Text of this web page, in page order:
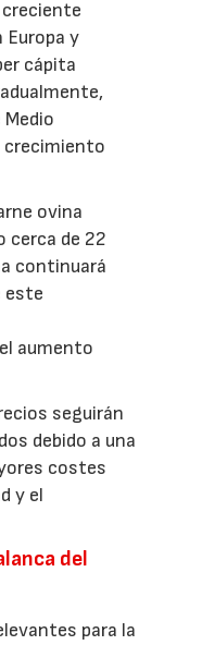
Europa y
cápita
crecimiento
ovina
cerca de 22
continuará
este
aumento
seguirán
debido a una
costes
y el
del
para la